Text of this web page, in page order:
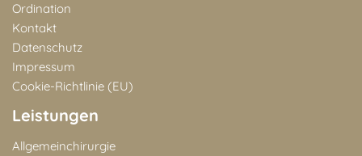
Ordination
Kontakt
Datenschutz
Impressum
Cookie-Richtlinie (EU)
Leistungen
Allgemeinchirurgie